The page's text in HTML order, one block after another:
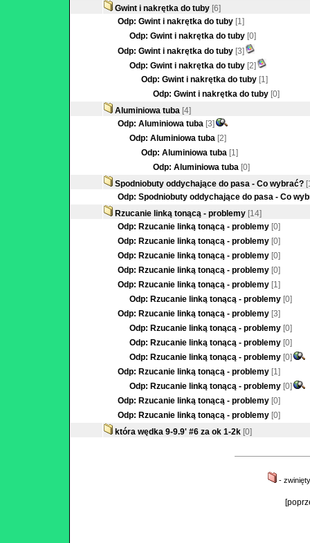
Gwint i nakrętka do tuby [6]
Odp: Gwint i nakrętka do tuby [1]
Odp: Gwint i nakrętka do tuby [0]
Odp: Gwint i nakrętka do tuby [3]
Odp: Gwint i nakrętka do tuby [2]
Odp: Gwint i nakrętka do tuby [1]
Odp: Gwint i nakrętka do tuby [0]
Aluminiowa tuba [4]
Odp: Aluminiowa tuba [3]
Odp: Aluminiowa tuba [2]
Odp: Aluminiowa tuba [1]
Odp: Aluminiowa tuba [0]
Spodniobuty oddychające do pasa - Co wybrać?
Odp: Spodniobuty oddychające do pasa - Co
Rzucanie linką tonącą - problemy [14]
Odp: Rzucanie linką tonącą - problemy [0]
Odp: Rzucanie linką tonącą - problemy [0]
Odp: Rzucanie linką tonącą - problemy [0]
Odp: Rzucanie linką tonącą - problemy [0]
Odp: Rzucanie linką tonącą - problemy [1]
Odp: Rzucanie linką tonącą - problemy [0]
Odp: Rzucanie linką tonącą - problemy [3]
Odp: Rzucanie linką tonącą - problemy [0]
Odp: Rzucanie linką tonącą - problemy [0]
Odp: Rzucanie linką tonącą - problemy [0]
Odp: Rzucanie linką tonącą - problemy [1]
Odp: Rzucanie linką tonącą - problemy [0]
Odp: Rzucanie linką tonącą - problemy [0]
Odp: Rzucanie linką tonącą - problemy [0]
która wędka 9-9.9' #6 za ok 1-2k [0]
-